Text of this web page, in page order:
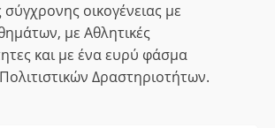
σύγχρονης οικογένειας με
με Αθλητικές
και με ένα ευρύ φάσμα
Δραστηριοτήτων.